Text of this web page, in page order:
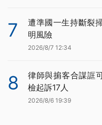
7
遭準國一生持斷裂
明風險
2026/8/7 12:34
8
律師與掮客合謀誆
檢起訴17人
2026/8/6 19:39